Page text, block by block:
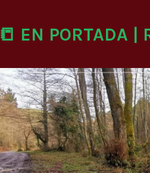
📒 EN PORTADA |